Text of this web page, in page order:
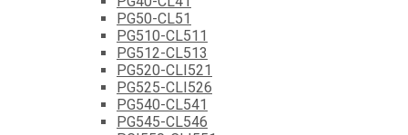
PG50-CL51
PG510-CL511
PG512-CL513
PG520-CLI521
PG525-CLI526
PG540-CL541
PG545-CL546